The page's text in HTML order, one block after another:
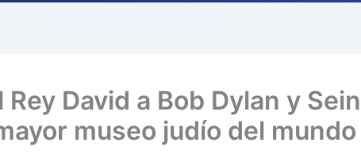
Rey David a Bob Dylan y
museo judío del mundo